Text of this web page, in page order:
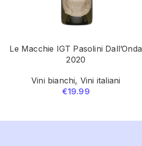
Le Macchie IGT Pasolini Dall’Onda
2020
Vini bianchi, Vini italiani
€19.99